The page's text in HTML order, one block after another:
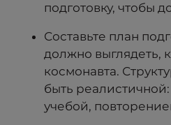
подготовку, чтобы
Составьте план
должно выглядеть,
космонавта.
быть
учебой,